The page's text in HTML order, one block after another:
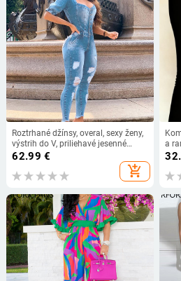
Roztrhané džínsy, overal, sexy ženy,
výstrih do V, priliehavé jesenné
džínsy, ležérne ceruzkové overaly,
62.99 €
add_shopping_cart
a